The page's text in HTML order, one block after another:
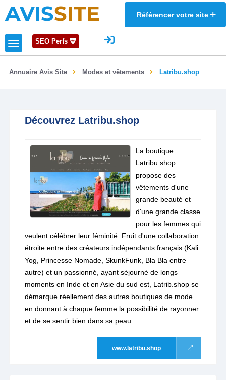
AVISSITE Référencer votre site
SEO Perfs
Annuaire Avis Site Modes et vêtements Latribu.shop
Découvrez Latribu.shop
La boutique
Latribu.shop
propose des
vêtements d'une
grande beauté et
d'une grande classe
pour les femmes qui
veulent célébrer leur féminité. Fruit d'une collaboration
étroite entre des créateurs indépendants français (Kali
Yog, Princesse Nomade, SkunkFunk, Bla Bla entre
autre) et un passionné, ayant séjourné de longs
moments en Inde et en Asie du sud est, Latrib.shop se
démarque réellement des autres boutiques de mode
en donnant à chaque femme la possibilité de rayonner
et de se sentir bien dans sa peau.
www.latribu.shop